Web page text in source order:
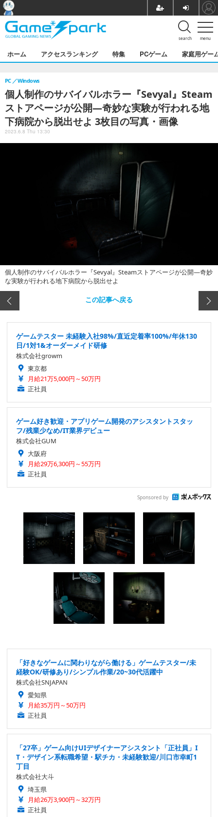
menu
search
ホーム アクセスランキング 特集 PCゲーム 家庭用ゲー
個人制作のサバイバルホラー『Sevyal』Steam
ストアページが公開―奇妙な実験が行われる地
下病院から脱出せよ 3枚目の写真・画像
PC Windows
2023.6.8 Thu 13:30
個人制作のサバイバルホラー『Sevyal』Steamストアページが公開―奇妙
な実験が行われる地下病院から脱出せよ
この記事へ戻る
ゲームテスター 未経験入社98%/直近定着率100%/年休130
日/1対1&オーダーメイド研修
株式会社growm
東京都
月給21万5,000円～50万円
正社員
ゲーム好き歓迎・アプリゲーム開発のアシスタントスタッ
フ/残業少なめ/IT業界デビュー
株式会社GUM
大阪府
月給29万6,300円～55万円
正社員
Sponsored by
「好きなゲームに関わりながら働ける」ゲームテスター/未
経験OK/研修あり/シンプル作業/20~30代活躍中
株式会社SNJAPAN
愛知県
月給35万円～50万円
正社員
「27卒」ゲーム向けUIデザイナーアシスタント「正社員」I
T・デザイン系転職希望・駅チカ・未経験歓迎/川口市幸町1
丁目
株式会社大斗
埼玉県
月給26万3,900円～32万円
正社員